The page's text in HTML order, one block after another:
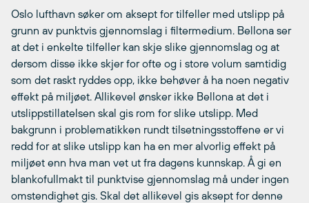
Oslo lufthavn søker om aksept for tilfeller med utslipp på
grunn av punktvis gjennomslag i filtermedium. Bellona ser
at det i enkelte tilfeller kan skje slike gjennomslag og at
dersom disse ikke skjer for ofte og i store volum samtidig
som det raskt ryddes opp, ikke behøver å ha noen negativ
effekt på miljøet. Allikevel ønsker ikke Bellona at det i
utslippstillatelsen skal gis rom for slike utslipp. Med
bakgrunn i problematikken rundt tilsetningsstoffene er vi
redd for at slike utslipp kan ha en mer alvorlig effekt på
miljøet enn hva man vet ut fra dagens kunnskap. Å gi en
blankofullmakt til punktvise gjennomslag må under ingen
omstendighet gis. Skal det allikevel gis aksept for denne